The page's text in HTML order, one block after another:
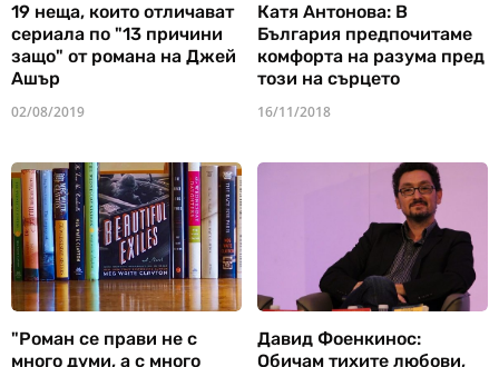
19 неща, които отличават
сериала по "13 причини
защо" от романа на Джей
Ашър
02/08/2019
Катя Антонова: В
България предпочитаме
комфорта на разума пред
този на сърцето
16/11/2018
"Роман се прави не с
много думи, а с много
Давид Фоенкинос:
Обичам тихите любови,